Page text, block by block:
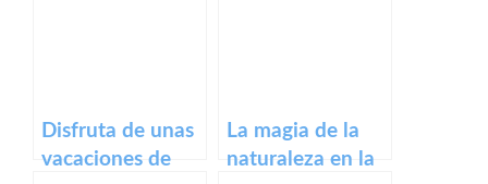
Disfruta de unas
vacaciones de
La magia de la
naturaleza en la